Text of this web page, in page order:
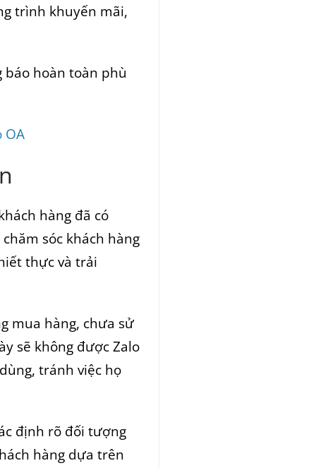
trình khuyến mãi,
báo hoàn toàn phù
OA
hàng đã có
sóc khách hàng
thực và trải
mua hàng, chưa sử
sẽ không được Zalo
tránh việc họ
định rõ đối tượng
hàng dựa trên